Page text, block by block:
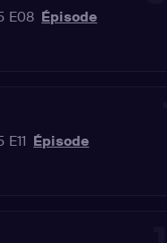
E08 Épisode
E11 Épisode